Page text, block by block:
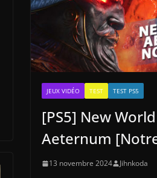
JEUX VIDÉO TEST TEST PS5
[PS5] New World
Aeternum
13 novembre 2024 Jihnkoda